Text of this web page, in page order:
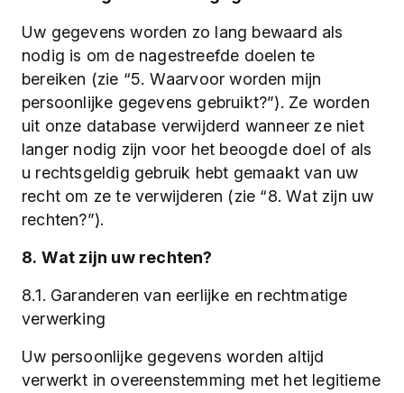
Uw gegevens worden zo lang bewaard als
nodig is om de nagestreefde doelen te
bereiken (zie “5. Waarvoor worden mijn
persoonlijke gegevens gebruikt?”). Ze worden
uit onze database verwijderd wanneer ze niet
langer nodig zijn voor het beoogde doel of als
u rechtsgeldig gebruik hebt gemaakt van uw
recht om ze te verwijderen (zie “8. Wat zijn uw
rechten?”).
8. Wat zijn uw rechten?
8.1. Garanderen van eerlijke en rechtmatige
verwerking
Uw persoonlijke gegevens worden altijd
verwerkt in overeenstemming met het legitieme